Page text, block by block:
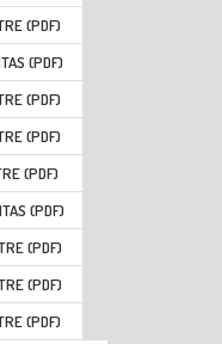
(PDF)
(PDF)
(PDF)
(PDF)
(PDF)
(PDF)
(PDF)
(PDF)
(PDF)